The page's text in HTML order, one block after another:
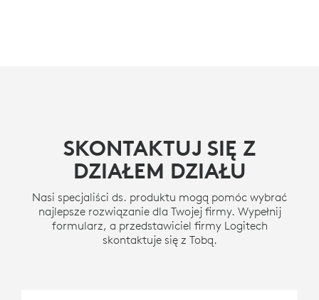
SKONTAKTUJ SIĘ Z
DZIAŁEM DZIAŁU
Nasi specjaliści ds. produktu mogą pomóc wybrać
najlepsze rozwiązanie dla Twojej firmy. Wypełnij
formularz, a przedstawiciel firmy Logitech
skontaktuje się z Tobą.